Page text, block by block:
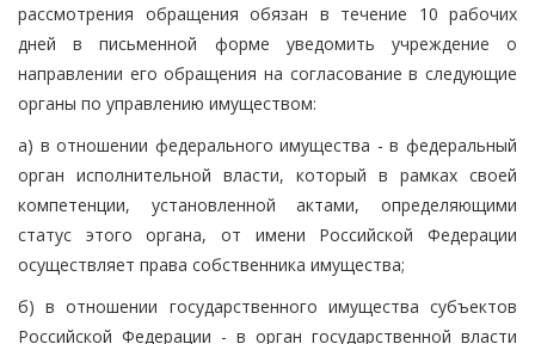
рассмотрения обращения обязан в течение 10 рабочих
дней в письменной форме уведомить учреждение о
направлении его обращения на согласование в следующие
органы по управлению имуществом:
а) в отношении федерального имущества - в федеральный
орган исполнительной власти, который в рамках своей
компетенции, установленной актами, определяющими
статус этого органа, от имени Российской Федерации
осуществляет права собственника имущества;
б) в отношении государственного имущества субъектов
Российской Федерации - в орган государственной власти